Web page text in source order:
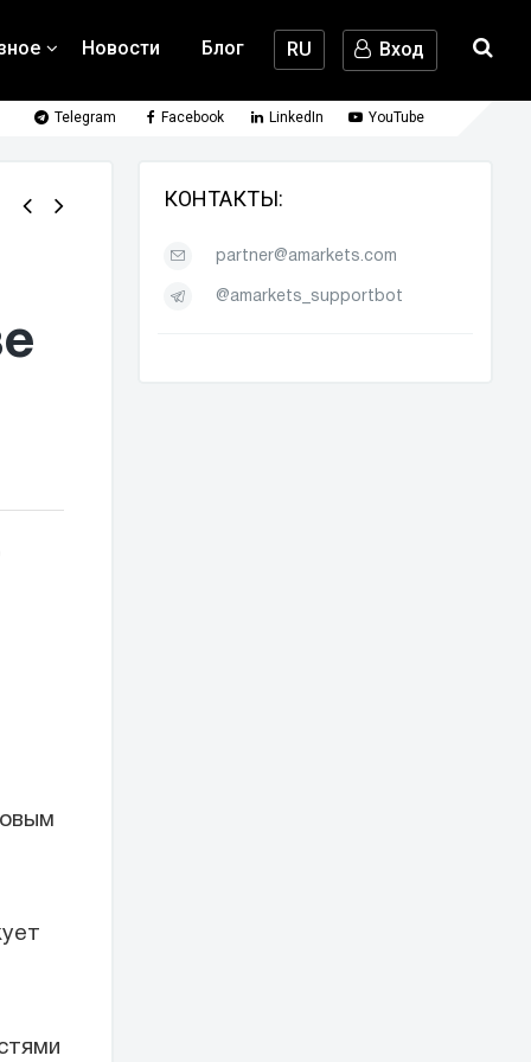
Новости Блог RU Вход
Telegram Facebook LinkedIn YouTube
КОНТАКТЫ:
partner@amarkets.com
@amarkets_supportbot